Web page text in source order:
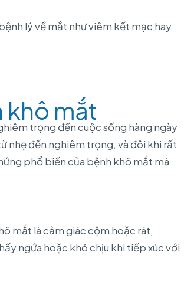
lý về mắt như viêm kết mạc hay
khô mắt
trọng đến cuộc sống hàng ngày
nhẹ đến nghiêm trọng, và đôi khi rất
phổ biến của bệnh khô mắt mà
mắt là cảm giác cộm hoặc rát,
ngứa hoặc khó chịu khi tiếp xúc với